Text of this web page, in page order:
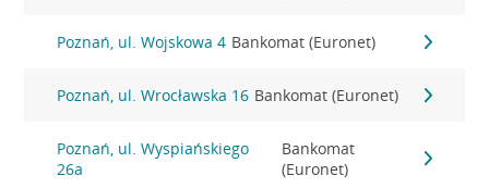
Poznań, ul. Wojskowa 4 Bankomat (Euronet)
Poznań, ul. Wrocławska 16 Bankomat (Euronet)
Poznań, ul. Wyspiańskiego
26a
Bankomat
(Euronet)